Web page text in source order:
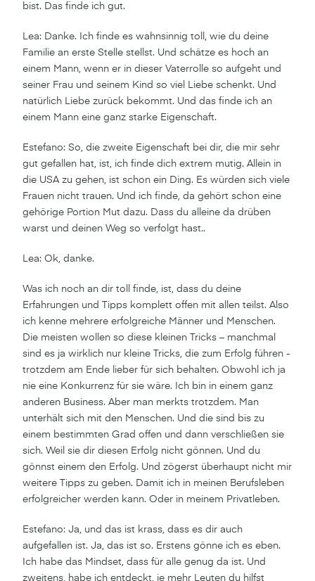
bist. Das finde ich gut.
Lea: Danke. Ich finde es wahnsinnig toll, wie du deine
Familie an erste Stelle stellst. Und schätze es hoch an
einem Mann, wenn er in dieser Vaterrolle so aufgeht und
seiner Frau und seinem Kind so viel Liebe schenkt. Und
natürlich Liebe zurück bekommt. Und das finde ich an
einem Mann eine ganz starke Eigenschaft.
Estefano: So, die zweite Eigenschaft bei dir, die mir sehr
gut gefallen hat, ist, ich finde dich extrem mutig. Allein in
die USA zu gehen, ist schon ein Ding. Es würden sich viele
Frauen nicht trauen. Und ich finde, da gehört schon eine
gehörige Portion Mut dazu. Dass du alleine da drüben
warst und deinen Weg so verfolgt hast..
Lea: Ok, danke.
Was ich noch an dir toll finde, ist, dass du deine
Erfahrungen und Tipps komplett offen mit allen teilst. Also
ich kenne mehrere erfolgreiche Männer und Menschen.
Die meisten wollen so diese kleinen Tricks – manchmal
sind es ja wirklich nur kleine Tricks, die zum Erfolg führen -
trotzdem am Ende lieber für sich behalten. Obwohl ich ja
nie eine Konkurrenz für sie wäre. Ich bin in einem ganz
anderen Business. Aber man merkts trotzdem. Man
unterhält sich mit den Menschen. Und die sind bis zu
einem bestimmten Grad offen und dann verschließen sie
sich. Weil sie dir diesen Erfolg nicht gönnen. Und du
gönnst einem den Erfolg. Und zögerst überhaupt nicht mir
weitere Tipps zu geben. Damit ich in meinen Berufsleben
erfolgreicher werden kann. Oder in meinem Privatleben.
Estefano: Ja, und das ist krass, dass es dir auch
aufgefallen ist. Ja, das ist so. Erstens gönne ich es eben.
Ich habe das Mindset, dass für alle genug da ist. Und
zweitens, habe ich entdeckt, je mehr Leuten du hilfst